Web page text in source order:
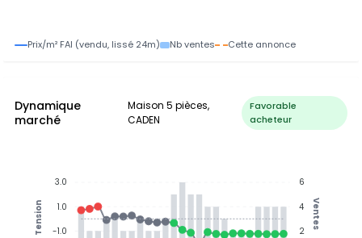
Prix/m² FAI (vendu, lissé 24m) Nb ventes Cette annonce
Dynamique
marché
Maison 5 pièces,
CADEN
Favorable
acheteur
6
4
2
Ventes
3.0
1.0
-1.0
Tension